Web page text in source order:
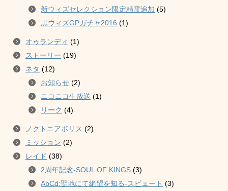
新ウィズセレクション限定精霊追加 (5)
黒ウィズGPガチャ2016 (1)
オゥランディ (1)
ストーリー (19)
ネタ (12)
お知らせ (2)
ニコニコ生放送 (1)
リーク (4)
ノクトニアポリス (2)
ミッション (2)
レイド (38)
2周年記念-SOUL OF KINGS (3)
AbCd:聖地にて絶望を知る-スビェート (3)